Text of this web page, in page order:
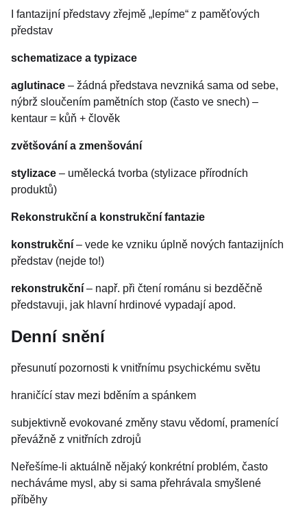
I fantazijní představy zřejmě „lepíme“ z paměťových
představ
schematizace a typizace
aglutinace – žádná představa nevzniká sama od sebe,
nýbrž sloučením pamětních stop (často ve snech) –
kentaur = kůň + člověk
zvětšování a zmenšování
stylizace – umělecká tvorba (stylizace přírodních
produktů)
Rekonstrukční a konstrukční fantazie
konstrukční – vede ke vzniku úplně nových fantazijních
představ (nejde to!)
rekonstrukční – např. při čtení románu si bezděčně
představuji, jak hlavní hrdinové vypadají apod.
Denní snění
přesunutí pozornosti k vnitřnímu psychickému světu
hraničící stav mezi bděním a spánkem
subjektivně evokované změny stavu vědomí, pramenící
převážně z vnitřních zdrojů
Neřešíme-li aktuálně nějaký konkrétní problém, často
necháváme mysl, aby si sama přehrávala smyšlené
příběhy